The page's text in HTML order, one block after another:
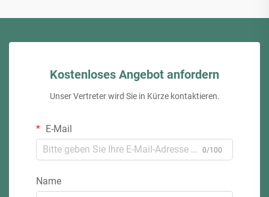
Kostenloses Angebot anfordern
Unser Vertreter wird Sie in Kürze kontaktieren.
E-Mail
0/100
Name